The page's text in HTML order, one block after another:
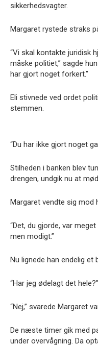
sikkerhedsvagter.
Margaret rystede straks
“Vi skal kontakte juridisk
måske politiet,” sagde
har gjort noget forkert.”
Eli stivnede ved ordet
stemmen.
“Du har ikke gjort noget
Stilheden i banken blev
drengen, undgik nu at
Margaret vendte sig mod
“Det, du gjorde, var
men modigt.”
Nu lignede han endelig et
“Har jeg ødelagt det
“Nej,” svarede Margaret
De næste timer gik med
under overvågning. Da